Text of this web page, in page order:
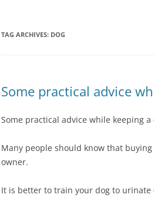
TAG ARCHIVES: DOG
Some practical advice
Some practical advice while keeping a
Many people should know that
owner.
It is better to train your dog to urinate